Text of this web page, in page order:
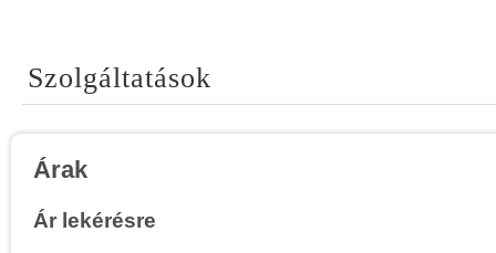
Szolgáltatások
Árak
Ár lekérésre